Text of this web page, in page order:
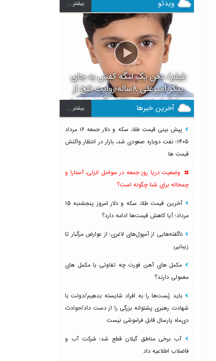
ویدئو بيشتر ...
فیلم/ دفن یک لنگه کفش به جای
پیکر امیرعلی ۸ساله؛روایت تلخ از
سرنوشت دومین دانش آموز مدرسه
میناب بعد از ماکان
آخرین خبرها بيشتر ...
پیش بینی قیمت طلا، سکه و دلار جمعه ۱۶ مرداد
۱۴۰۵؛ نفت دوباره صعودی شد، بازار در انتظار واکنش
قیمت ها
وضعیت دریا روز جمعه در سواحل انزلی، آستارا و
چمخاله برای شنا چگونه است؟
آخرین قیمت طلا، سکه و دلار امروز پنجشنبه ۱۵
مرداد؛ آیا کاهش قیمت‌ها ادامه دارد؟
ناگفته‌هایی از آمپول‌های لاغری؛ از عوارض مرگبار تا
زیبایی
مکمل های آهن فورت چه تفاوتی با مکمل های
معمولی دارند؟
باید پُست‌ها را به افراد شایسته بدهیم/دولت با
شهادت رهبری پشتوانه بزرگی را از دست داد/حوادث
دی‌ماه پارسال قابل فراموشی نیست
آب برخی مناطق گیلان قطع شد؛ شرکت آب و
فاضلاب اطلاعیه داد